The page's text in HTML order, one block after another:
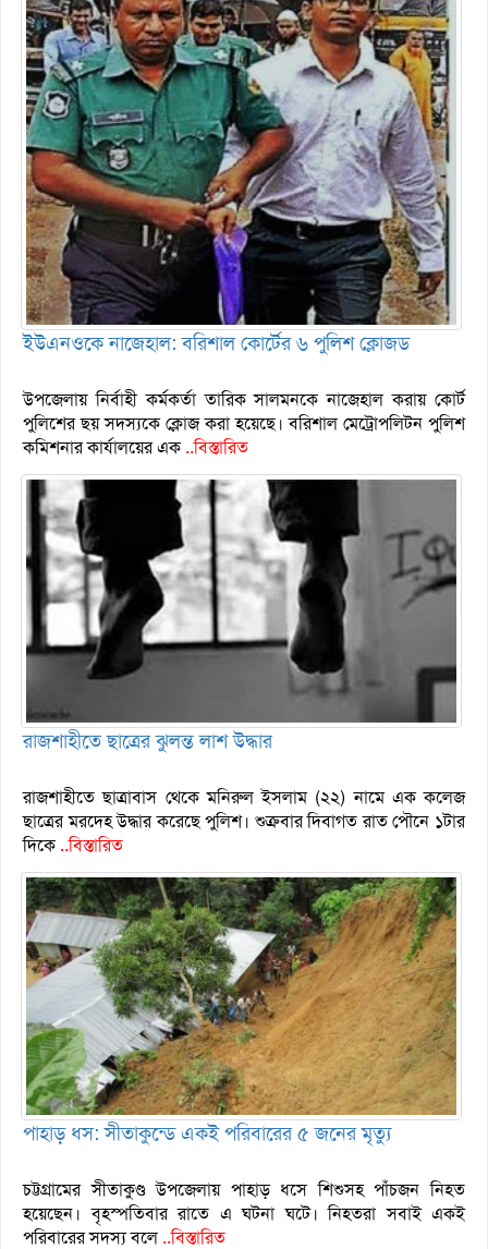
ইউএনওকে নাজেহাল: বরিশাল কোর্টের ৬ পুলিশ ক্লোজড
উপজেলায় নির্বাহী কর্মকর্তা তারিক সালমনকে নাজেহাল করায় কোর্ট
পুলিশের ছয় সদস্যকে ক্লোজ করা হয়েছে। বরিশাল মেট্রোপলিটন পুলিশ
কমিশনার কার্যালয়ের এক..বিস্তারিত
রাজশাহীতে ছাত্রের ঝুলন্ত লাশ উদ্ধার
রাজশাহীতে ছাত্রাবাস থেকে মনিরুল ইসলাম (২২) নামে এক কলেজ
ছাত্রের মরদেহ উদ্ধার করেছে পুলিশ। শুক্রবার দিবাগত রাত পৌনে ১টার
দিকে..বিস্তারিত
পাহাড় ধস: সীতাকুন্ডে একই পরিবারের ৫ জনের মৃত্যু
চট্টগ্রামের সীতাকুণ্ড উপজেলায় পাহাড় ধসে শিশুসহ পাঁচজন নিহত
হয়েছেন। বৃহস্পতিবার রাতে এ ঘটনা ঘটে। নিহতরা সবাই একই
পরিবারের সদস্য বলে ..বিস্তারিত